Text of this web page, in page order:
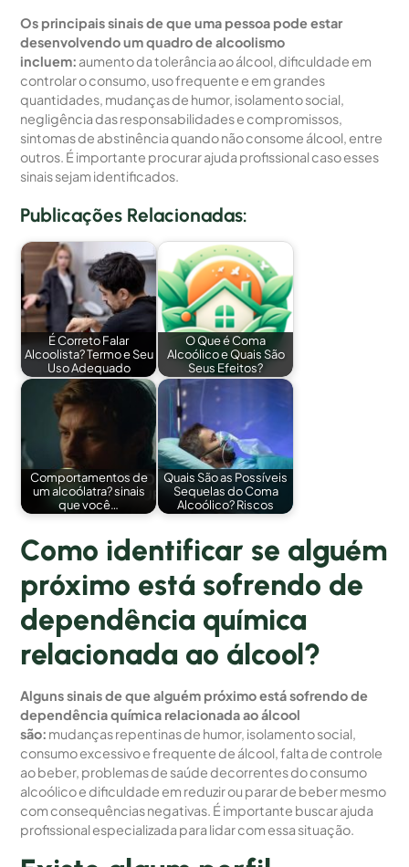
Os principais sinais de que uma pessoa pode estar
desenvolvendo um quadro de alcoolismo
incluem: aumento da tolerância ao álcool, dificuldade em
controlar o consumo, uso frequente e em grandes
quantidades, mudanças de humor, isolamento social,
negligência das responsabilidades e compromissos,
sintomas de abstinência quando não consome álcool, entre
outros. É importante procurar ajuda profissional caso esses
sinais sejam identificados.
Publicações Relacionadas:
É Correto Falar
Alcoolista? Termo e Seu
Uso Adequado
O Que é Coma
Alcoólico e Quais São
Seus Efeitos?
Comportamentos de
um alcoólatra? sinais
que você…
Quais São as Possíveis
Sequelas do Coma
Alcoólico? Riscos
Como identificar se alguém
próximo está sofrendo de
dependência química
relacionada ao álcool?
Alguns sinais de que alguém próximo está sofrendo de
dependência química relacionada ao álcool
são: mudanças repentinas de humor, isolamento social,
consumo excessivo e frequente de álcool, falta de controle
ao beber, problemas de saúde decorrentes do consumo
alcoólico e dificuldade em reduzir ou parar de beber mesmo
com consequências negativas. É importante buscar ajuda
profissional especializada para lidar com essa situação.